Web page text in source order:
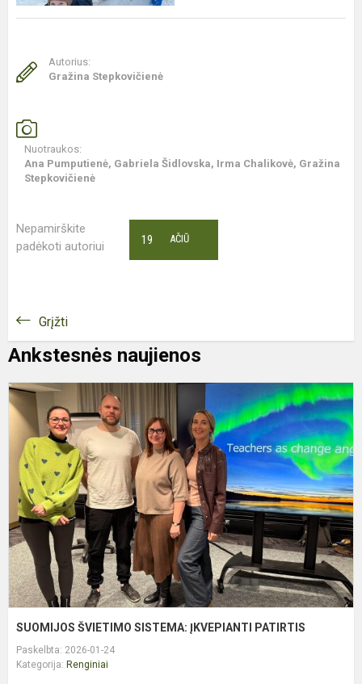
Autorius:
Gražina Stepkovičienė
Nuotraukos:
Ana Pumputienė, Gabriela Šidlovska, Irma Chalikovė, Gražina
Stepkovičienė
Nepamirškite
padėkoti autoriui
AČIŪ
19
Grįžti
Ankstesnės naujienos
SUOMIJOS ŠVIETIMO SISTEMA: ĮKVEPIANTI PATIRTIS
Paskelbta: 2026-01-24
Kategorija: Renginiai